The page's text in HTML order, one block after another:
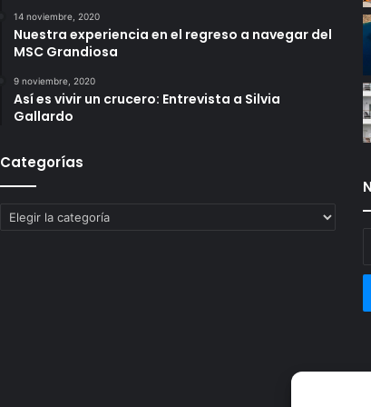
14 noviembre, 2020
Nuestra experiencia en el regreso a navegar del
MSC Grandiosa
9 noviembre, 2020
Así es vivir un crucero: Entrevista a Silvia
Gallardo
Categorías
Categorías